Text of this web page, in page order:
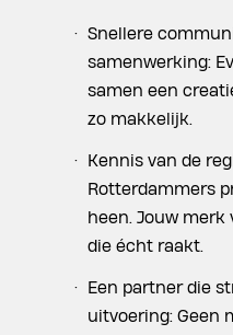
Snellere
samenwerking:
samen een
zo makkelijk.
Kennis van de
Rotterdammers
heen. Jouw
die écht raakt.
Een partner die
uitvoering: Geen